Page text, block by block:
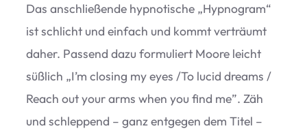
Das anschlie­ßende hyp­no­ti­sche „Hyp­no­gram“
ist schlicht und ein­fach und kommt ver­träumt
daher. Pas­send dazu for­mu­liert Moore leicht
süß­lich „I’m clo­sing my eyes /​To lucid dreams /​
Reach out your arms when you find me”. Zäh
und schlep­pend – ganz ent­ge­gen dem Titel –